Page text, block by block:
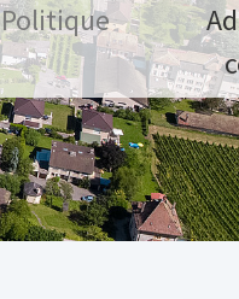
Politique